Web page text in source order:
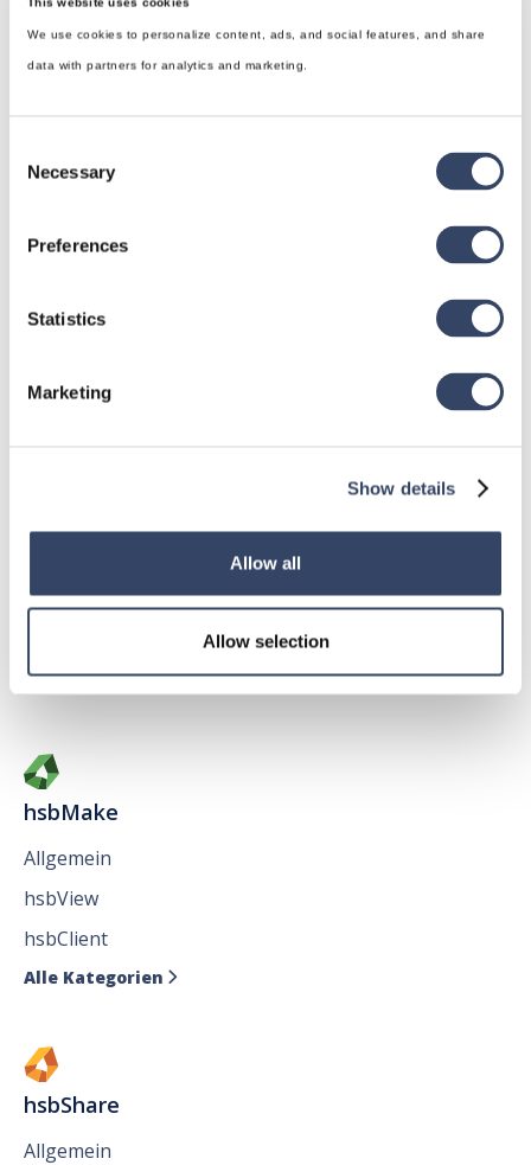
We use cookies to personalize content, ads, and social features, and share
data with partners for analytics and marketing.
Selection
Necessary
Preferences
Statistics
Marketing
Show details
Allow all
Allow selection
hsbDach
Alle Kategorien
hsbAbbund fürr AutoCAD®
Alle Kategorien
hsbMake
Allgemein
hsbView
hsbClient
Alle Kategorien 
hsbShare
Allgemein